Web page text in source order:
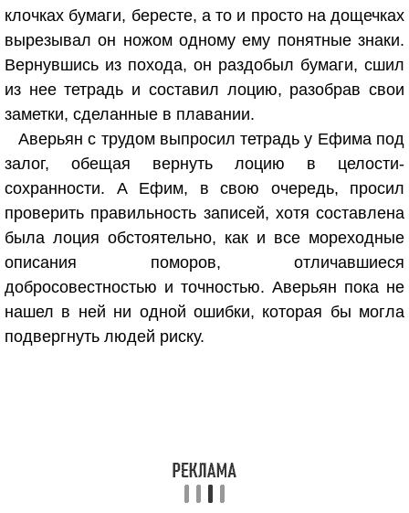
клочках бумаги, бересте, а то и просто на дощечках
вырезывал он ножом одному ему понятные знаки.
Вернувшись из похода, он раздобыл бумаги, сшил
из нее тетрадь и составил лоцию, разобрав свои
заметки, сделанные в плавании.
Аверьян с трудом выпросил тетрадь у Ефима под
залог, обещая вернуть лоцию в целости-
сохранности. А Ефим, в свою очередь, просил
проверить правильность записей, хотя составлена
была лоция обстоятельно, как и все мореходные
описания поморов, отличавшиеся
добросовестностью и точностью. Аверьян пока не
нашел в ней ни одной ошибки, которая бы могла
подвергнуть людей риску.